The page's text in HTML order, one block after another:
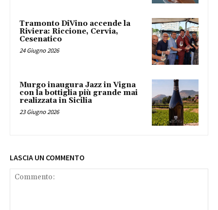
Tramonto DiVino accende la
Riviera: Riccione, Cervia,
Cesenatico
24 Giugno 2026
Murgo inaugura Jazz in Vigna
con la bottiglia più grande mai
realizzata in Sicilia
23 Giugno 2026
LASCIA UN COMMENTO